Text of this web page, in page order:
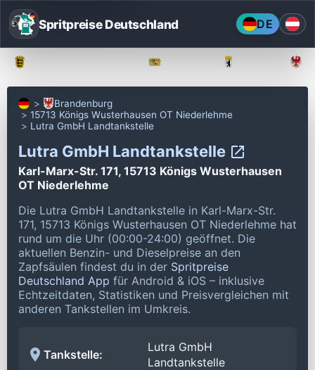
Spritpreise Deutschland DE
Brandenburg
15713 Königs Wusterhausen OT Niederlehme
Lutra GmbH Landtankstelle
Lutra GmbH Landtankstelle
Karl-Marx-Str. 171, 15713 Königs Wusterhausen
OT Niederlehme
Die Lutra GmbH Landtankstelle in Karl-Marx-Str.
171, 15713 Königs Wusterhausen OT Niederlehme hat
rund um die Uhr (00:00-24:00) geöffnet. Die
aktuellen Benzin- und Dieselpreise an den
Zapfsäulen findest du in der Spritpreise
Deutschland App für Android & iOS – inklusive
Echtzeitdaten, Statistiken und Preisvergleichen mit
anderen Tankstellen im Umkreis.
Tankstelle:
Lutra GmbH
Landtankstelle